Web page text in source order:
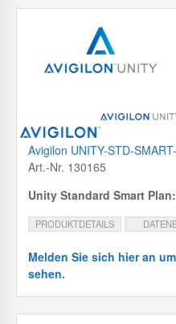
Avigilon UNITY-STD-
Art.-Nr. 130165
Unity Standard Smart
PRODUKTDETAILS
Melden Sie sich hier an
sehen.